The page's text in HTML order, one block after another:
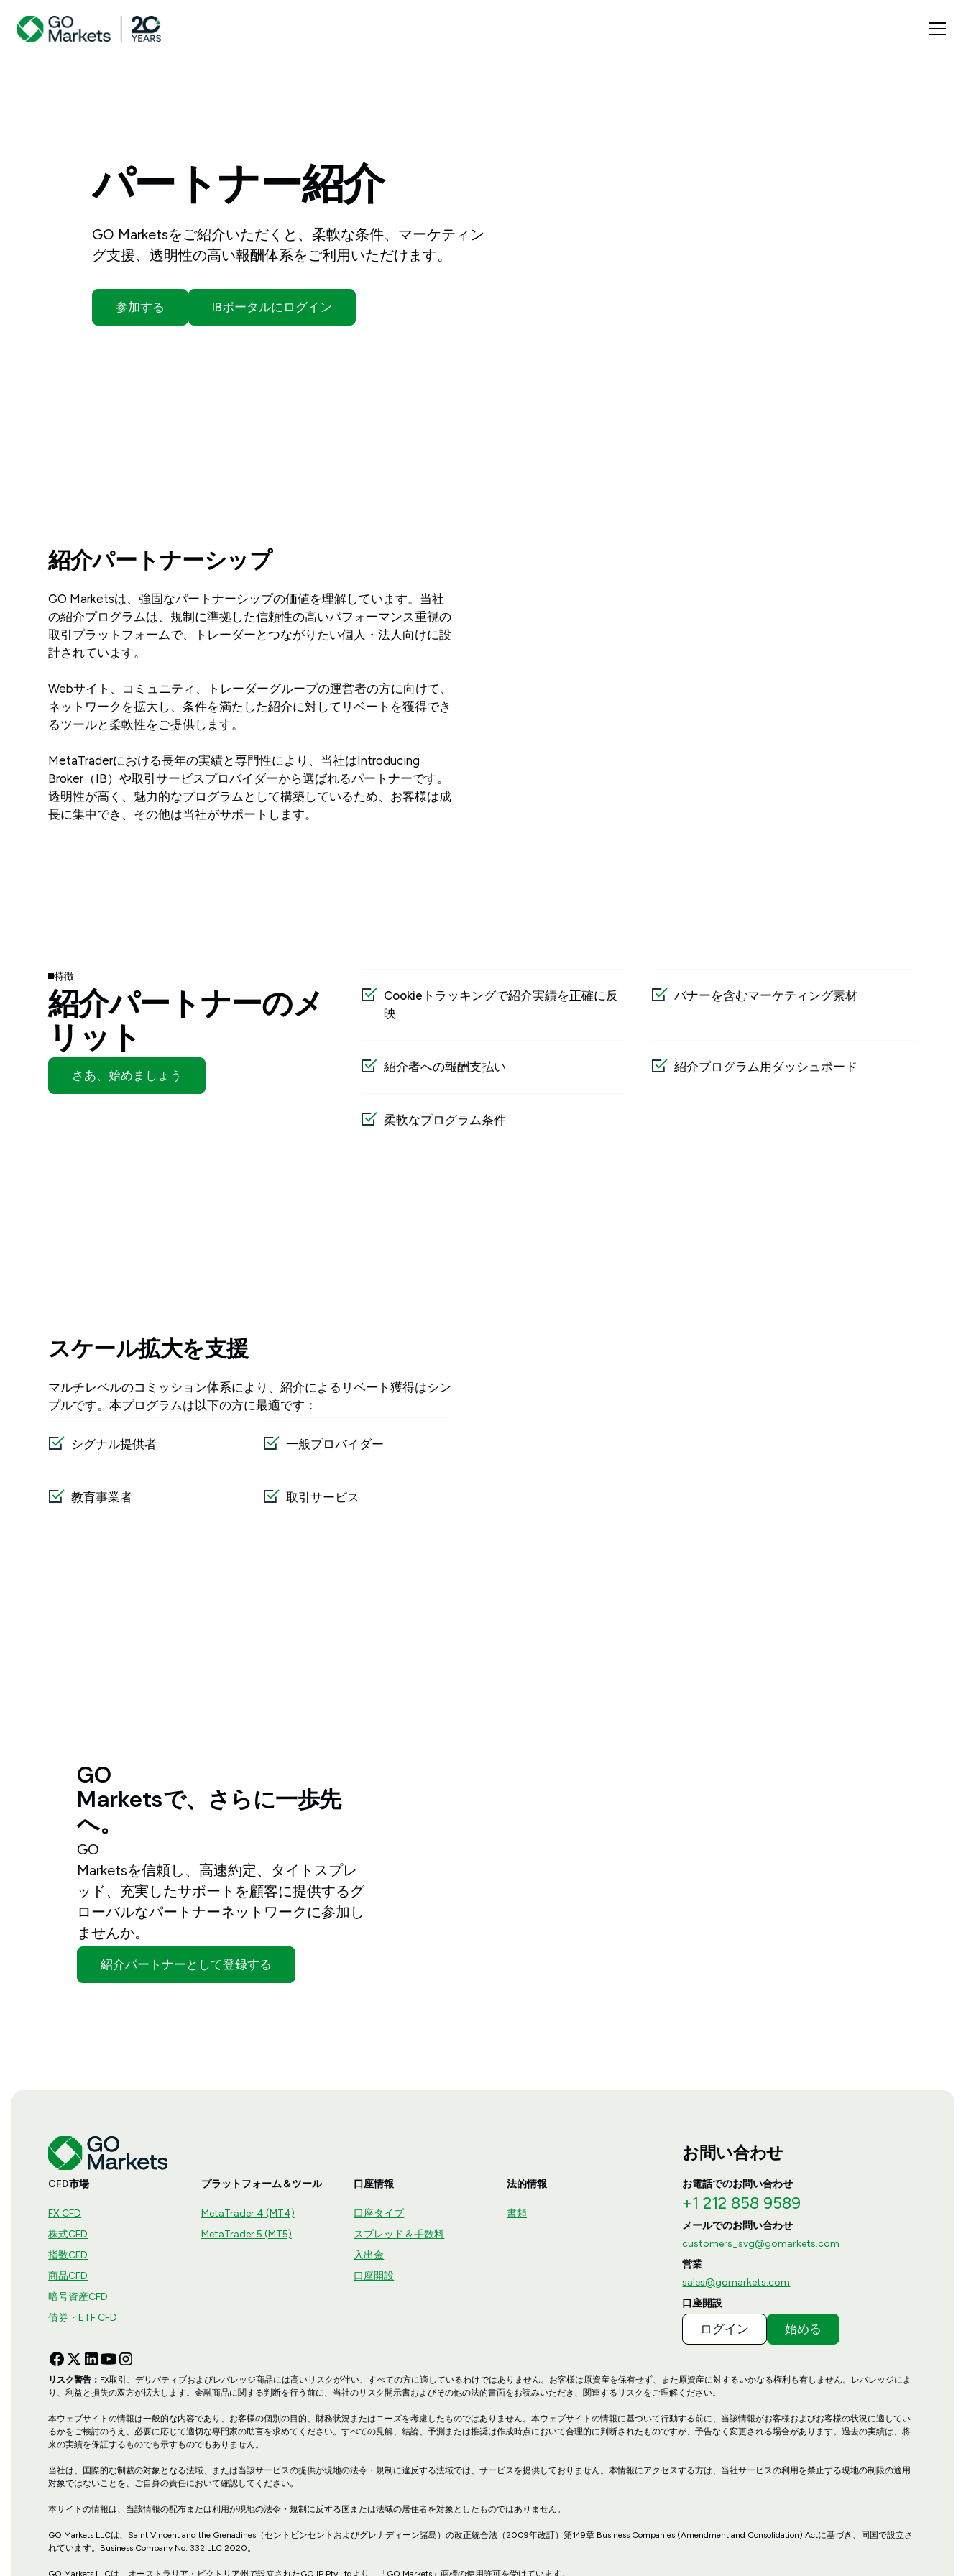
パートナー紹介
GO Marketsをご紹介いただくと、柔軟な条件、マーケティン
グ支援、透明性の高い報酬体系をご利用いただけます。
参加する IBポータルにログイン
紹介パートナーシップ
GO Marketsは、強固なパートナーシップの価値を理解しています。当社
の紹介プログラムは、規制に準拠した信頼性の高いパフォーマンス重視の
取引プラットフォームで、トレーダーとつながりたい個人・法人向けに設
計されています。
Webサイト、コミュニティ、トレーダーグループの運営者の方に向けて、
ネットワークを拡大し、条件を満たした紹介に対してリベートを獲得でき
るツールと柔軟性をご提供します。
MetaTraderにおける長年の実績と専門性により、当社はIntroducing
Broker（IB）や取引サービスプロバイダーから選ばれるパートナーです。
透明性が高く、魅力的なプログラムとして構築しているため、お客様は成
長に集中でき、その他は当社がサポートします。
特徴
紹介パートナーのメ
リット
さあ、始めましょう
Cookieトラッキングで紹介実績を正確に反
映
バナーを含むマーケティング素材
紹介者への報酬支払い 紹介プログラム用ダッシュボード
柔軟なプログラム条件
スケール拡大を支援
マルチレベルのコミッション体系により、紹介によるリベート獲得はシン
プルです。本プログラムは以下の方に最適です：
シグナル提供者 一般プロバイダー
教育事業者 取引サービス
GO
Marketsで、さらに一歩先
へ。
GO
Marketsを信頼し、高速約定、タイトスプレ
ッド、充実したサポートを顧客に提供するグ
ローバルなパートナーネットワークに参加し
ませんか。
紹介パートナーとして登録する
CFD市場
FX CFD
株式CFD
指数CFD
商品CFD
暗号資産CFD
債券・ETF CFD
プラットフォーム＆ツール
MetaTrader 4 (MT4)
MetaTrader 5 (MT5)
口座情報
口座タイプ
スプレッド＆手数料
入出金
口座開設
法的情報
書類
お問い合わせ
お電話でのお問い合わせ
+1 212 858 9589
メールでのお問い合わせ
customers_svg@gomarkets.com
営業
sales@gomarkets.com
口座開設
ログイン 始める
リスク警告： FX取引、デリバティブおよびレバレッジ商品には高いリスクが伴い、すべての方に適しているわけではありません。お客様は原資産を保有せず、また原資産に対するいかなる権利も有しません。レバレッジによ
り、利益と損失の双方が拡大します。金融商品に関する判断を行う前に、当社のリスク開示書およびその他の法的書面をお読みいただき、関連するリスクをご理解ください。
本ウェブサイトの情報は一般的な内容であり、お客様の個別の目的、財務状況またはニーズを考慮したものではありません。本ウェブサイトの情報に基づいて行動する前に、当該情報がお客様およびお客様の状況に適してい
るかをご検討のうえ、必要に応じて適切な専門家の助言を求めてください。すべての見解、結論、予測または推奨は作成時点において合理的に判断されたものですが、予告なく変更される場合があります。過去の実績は、将
来の実績を保証するものでも示すものでもありません。
当社は、国際的な制裁の対象となる法域、または当該サービスの提供が現地の法令・規制に違反する法域では、サービスを提供しておりません。本情報にアクセスする方は、当社サービスの利用を禁止する現地の制限の適用
対象ではないことを、ご自身の責任において確認してください。
本サイトの情報は、当該情報の配布または利用が現地の法令・規制に反する国または法域の居住者を対象としたものではありません。
GO Markets LLCは、Saint Vincent and the Grenadines（セントビンセントおよびグレナディーン諸島）の改正統合法（2009年改訂）第149章 Business Companies (Amendment and Consolidation) Actに基づき、同国で設立さ
れています。Business Company No: 332 LLC 2020。
GO Markets LLCは、オーストラリア・ビクトリア州で設立されたGO IP Pty Ltdより、「GO Markets」商標の使用許可を受けています。